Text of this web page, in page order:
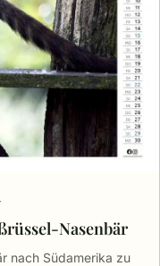
Nasenbär
nach Südamerika zu